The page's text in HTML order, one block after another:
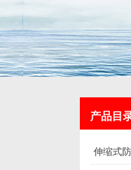
产品目
伸缩式